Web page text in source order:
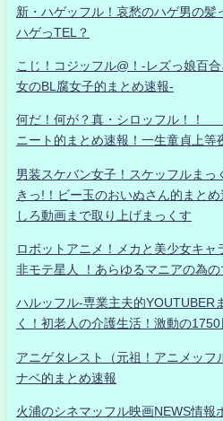
新・ハゲッフル！哀愁のハゲ男の髪
ハゲっTEL？
こじ！コジッフル@！-レズっ娘百
女のBL腐女子的まとめ速報-
何だ！何が？真・シロッフル！
ニート的まとめ速報！一生童貞上等
男装スケバン女子！スケッフルまっ
きっ!！ビー玉のおいぬさん的まと
しろ動画まで取り上げまっくす
ロボットアニメ！メカと美少女キャ
非モテ星人 ！あらゆるマニアの為の
ハルッフル-専業主夫的YOUTUBER
く！初老人の介護生活！激動の1750
アニゲタレスト（元祖！アニメッ
ナベ的まとめ速報
火浦のシネマッフル映画NEWS情報